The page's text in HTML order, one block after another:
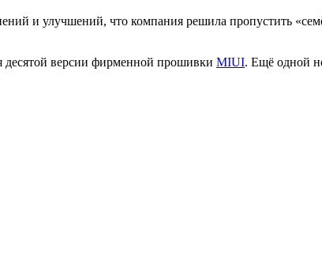
и улучшений, что компания решила пропустить
десятой версии фирменной прошивки MIUI. Ещё одной